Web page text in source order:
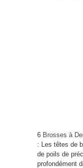
6 Brosses à
: Les têtes de
de poils de
profondément